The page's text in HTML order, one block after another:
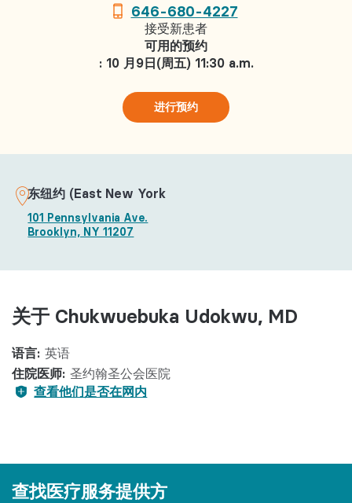
646-680-4227
接受新患者
可用的预约
: 10 月9日(周五) 11:30 a.m.
进行预约
东纽约 (East New York
101 Pennsylvania Ave.
Brooklyn, NY 11207
关于 Chukwuebuka Udokwu, MD
语言: 英语
住院医师: 圣约翰圣公会医院
查看他们是否在网内
查找医疗服务提供方